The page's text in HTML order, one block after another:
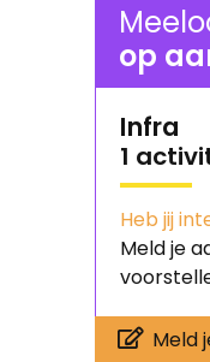
op
Infra
1
Heb jij
Meld je
Meld